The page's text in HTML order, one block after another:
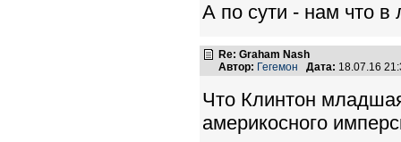
А по сути - нам что в
Re: Graham Nash
Автор: Гегемон Дата: 18.07.16
Что Клинтон
америкосного